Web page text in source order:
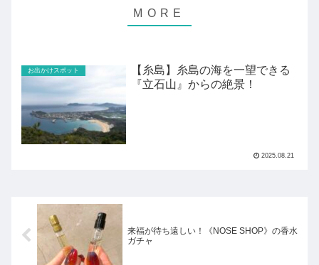
お出かけスポット
【糸島】糸島の海を一望できる
『立石山』からの絶景！
2025.08.21
来福が待ち遠しい！《NOSE SHOP》の香水
ガチャ